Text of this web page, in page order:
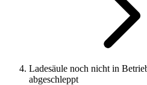
Ladesäule noch nicht in
abgeschleppt